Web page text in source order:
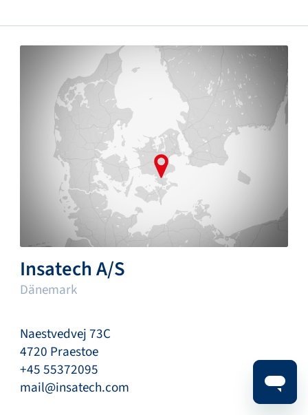
Insatech A/S
Dänemark
Naestvedvej 73C
4720 Praestoe
+45 55372095
mail@insatech.com